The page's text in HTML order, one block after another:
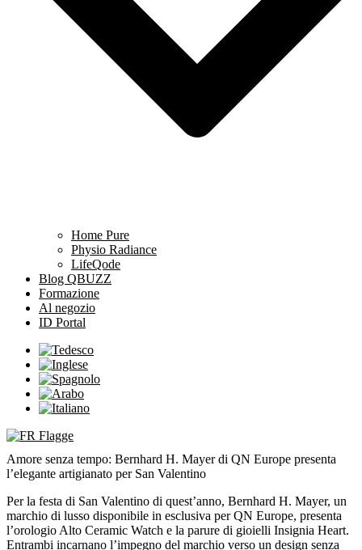
Home Pure
Physio Radiance
LifeQode
Blog QBUZZ
Formazione
Al negozio
ID Portal
Amore senza tempo: Bernhard H. Mayer di QN Europe presenta
l’elegante artigianato per San Valentino
Per la festa di San Valentino di quest’anno, Bernhard H. Mayer, un
marchio di lusso disponibile in esclusiva per QN Europe, presenta
l’orologio Alto Ceramic Watch e la parure di gioielli Insignia Heart.
Entrambi incarnano l’impegno del marchio verso un design senza